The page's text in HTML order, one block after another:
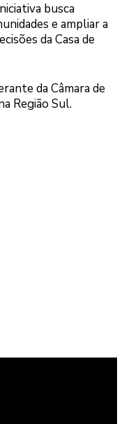
busca
e ampliar a
da Casa de
da Câmara de
Região Sul.